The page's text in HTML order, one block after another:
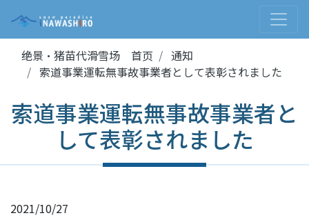
绝景・猪苗代滑雪场 首页
通知
索道事業運転無事故事業者として表彰されました
索道事業運転無事故事業者と
して表彰されました
2021/10/27